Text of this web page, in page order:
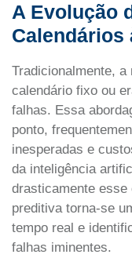
A Evolução
Calendários
Tradicionalmente, a
calendário fixo ou
falhas. Essa
ponto,
inesperadas e
da inteligência
drasticamente esse
preditiva torna-se
tempo real e
falhas iminentes.